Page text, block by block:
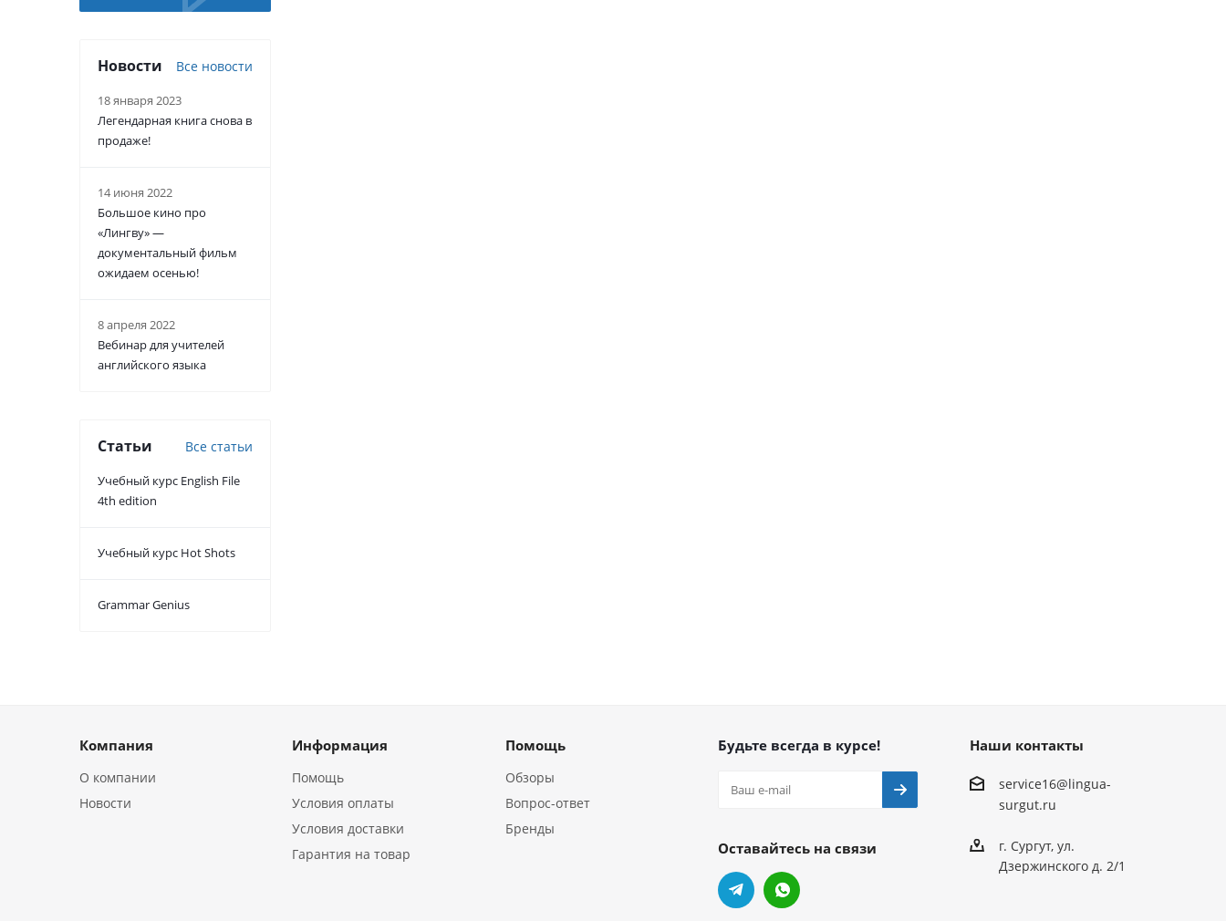
Новости Все новости
18 января 2023
Легендарная книга снова в
продаже!
14 июня 2022
Большое кино про
«Лингву» —
документальный фильм
ожидаем осенью!
8 апреля 2022
Вебинар для учителей
английского языка
Статьи Все статьи
Учебный курс English File
4th edition
Учебный курс Hot Shots
Grammar Genius
Компания
О компании
Новости
Информация
Помощь
Условия оплаты
Условия доставки
Гарантия на товар
Помощь
Обзоры
Вопрос-ответ
Бренды
Будьте всегда в курсе!
Оставайтесь на связи
Наши контакты
service16@lingua-
surgut.ru
г. Сургут,ул.
Дзержинского д. 2/1